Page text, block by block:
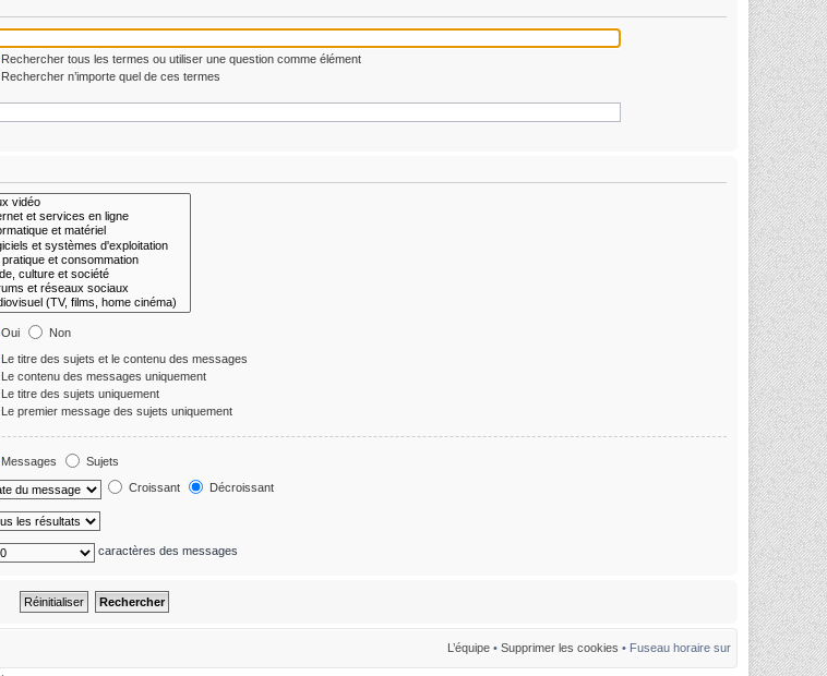
Rechercher tous les termes ou utiliser une question comme élément
Rechercher n’importe quel de ces termes
Oui
Non
Le titre des sujets et le contenu des messages
Le contenu des messages uniquement
Le titre des sujets uniquement
Le premier message des sujets uniquement
Messages
Sujets
Croissant Décroissant
caractères des messages
L’équipe • Supprimer les cookies • Fuseau horaire sur